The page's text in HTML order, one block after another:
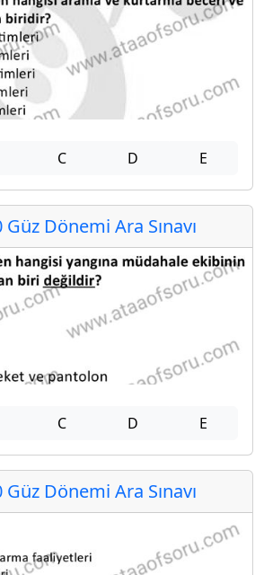
C D E
Dönemi Ara Sınavı
C D E
Dönemi Ara Sınavı